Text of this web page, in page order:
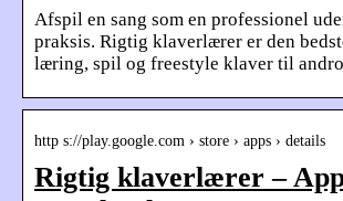
Afspil en sang som en professionel
praksis. Rigtig klaverlærer er den
læring, spil og freestyle klaver til
http s://play.google.com › store › apps › details
Rigtig klaverlærer –